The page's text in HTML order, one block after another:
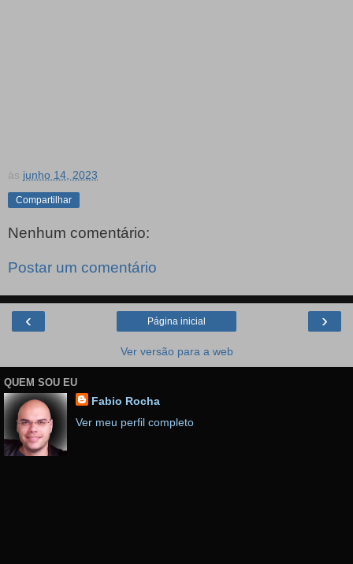
às junho 14, 2023
Compartilhar
Nenhum comentário:
Postar um comentário
‹ ›
Página inicial
Ver versão para a web
QUEM SOU EU
Fabio Rocha
Ver meu perfil completo